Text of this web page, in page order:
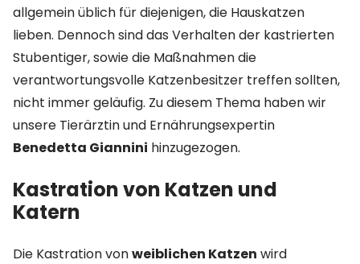
allgemein üblich für diejenigen, die Hauskatzen
lieben. Dennoch sind das Verhalten der kastrierten
Stubentiger, sowie die Maßnahmen die
verantwortungsvolle Katzenbesitzer treffen sollten,
nicht immer geläufig. Zu diesem Thema haben wir
unsere Tierärztin und Ernährungsexpertin
Benedetta Giannini hinzugezogen.
Kastration von Katzen und
Katern
Die Kastration vonweiblichen Katzen wird